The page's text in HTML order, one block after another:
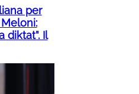
per
diktat”. Il